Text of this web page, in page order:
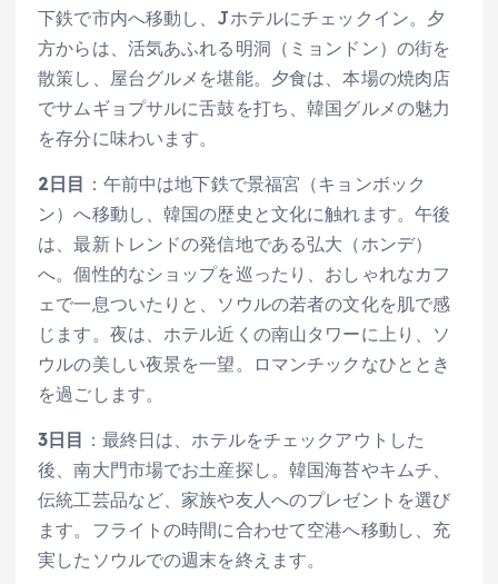
下鉄で市内へ移動し、Jホテルにチェックイン。夕
方からは、活気あふれる明洞（ミョンドン）の街を
散策し、屋台グルメを堪能。夕食は、本場の焼肉店
でサムギョプサルに舌鼓を打ち、韓国グルメの魅力
を存分に味わいます。
2日目 ：午前中は地下鉄で景福宮（キョンボック
ン）へ移動し、韓国の歴史と文化に触れます。午後
は、最新トレンドの発信地である弘大（ホンデ）
へ。個性的なショップを巡ったり、おしゃれなカフ
ェで一息ついたりと、ソウルの若者の文化を肌で感
じます。夜は、ホテル近くの南山タワーに上り、ソ
ウルの美しい夜景を一望。ロマンチックなひととき
を過ごします。
3日目 ：最終日は、ホテルをチェックアウトした
後、南大門市場でお土産探し。韓国海苔やキムチ、
伝統工芸品など、家族や友人へのプレゼントを選び
ます。フライトの時間に合わせて空港へ移動し、充
実したソウルでの週末を終えます。